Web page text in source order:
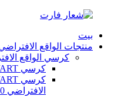
بيت
منتجات الواقع
كرسي الواقع
كرسي VART الأصلي للواقع الافتراضي 360
الافتراضي 360 درجة